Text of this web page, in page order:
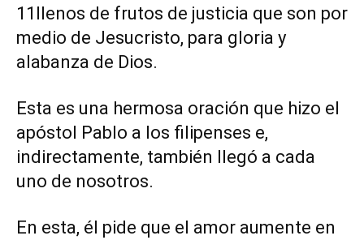
11llenos de frutos de justicia que son por
medio de Jesucristo, para gloria y
alabanza de Dios.
Esta es una hermosa oración que hizo el
apóstol Pablo a los filipenses e,
indirectamente, también llegó a cada
uno de nosotros.
En esta, él pide que el amor aumente en